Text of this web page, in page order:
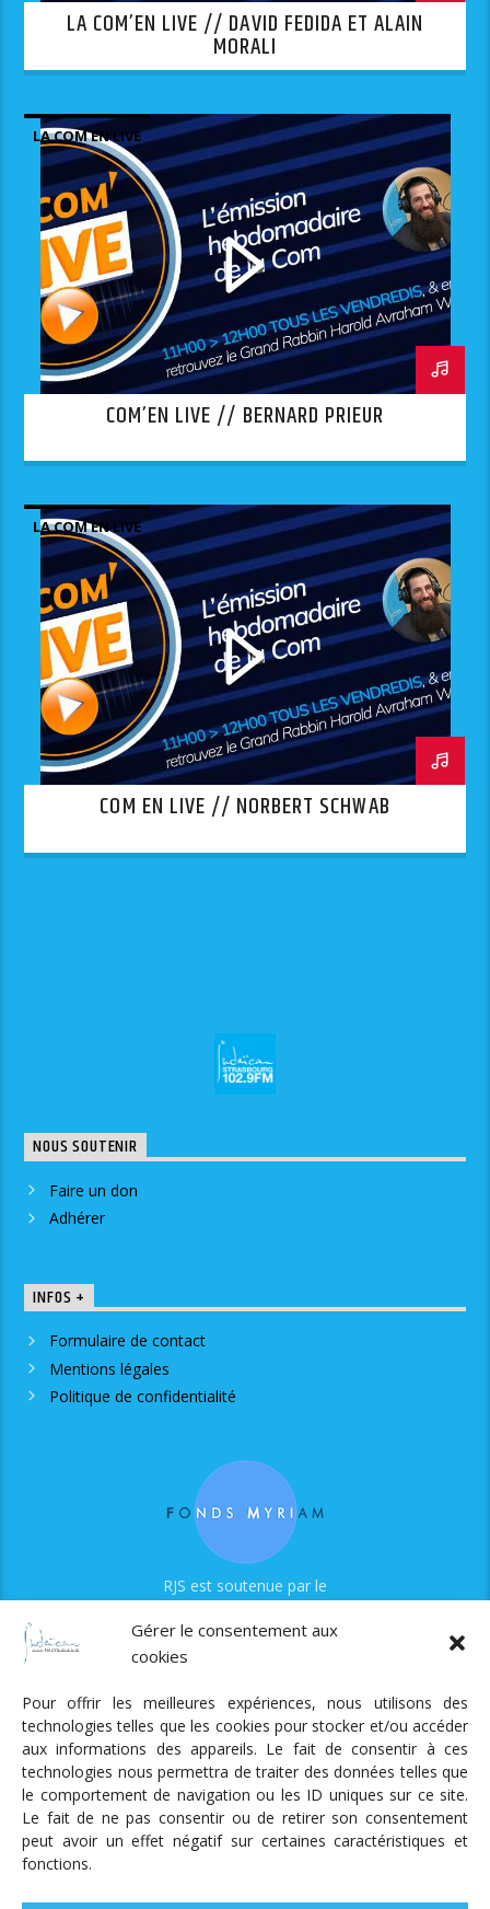
Gérer le consentement aux
cookies
Pour offrir les meilleures expériences, nous utilisons des
technologies telles que les cookies pour stocker et/ou accéder
aux informations des appareils. Le fait de consentir à ces
technologies nous permettra de traiter des données telles que
le comportement de navigation ou les ID uniques sur ce site.
Le fait de ne pas consentir ou de retirer son consentement
peut avoir un effet négatif sur certaines caractéristiques et
fonctions.
LA COM’EN LIVE // DAVID FEDIDA ET ALAIN
MORALI
LA COM EN LIVE
COM’EN LIVE // BERNARD PRIEUR
LA COM EN LIVE
COM EN LIVE // NORBERT SCHWAB
NOUS SOUTENIR
Faire un don
Adhérer
INFOS +
Formulaire de contact
Mentions légales
Politique de confidentialité
RJS est soutenue par le
Radio Judaica Strasbourg
Tous droits réservés
RADIO JUDAÏCA
ÉMISSIONS ET GRILLE DES PROGRAMMES
PODCASTS
UN DON
ADHÉRER MENTIONS LÉGALES
RÉAL.